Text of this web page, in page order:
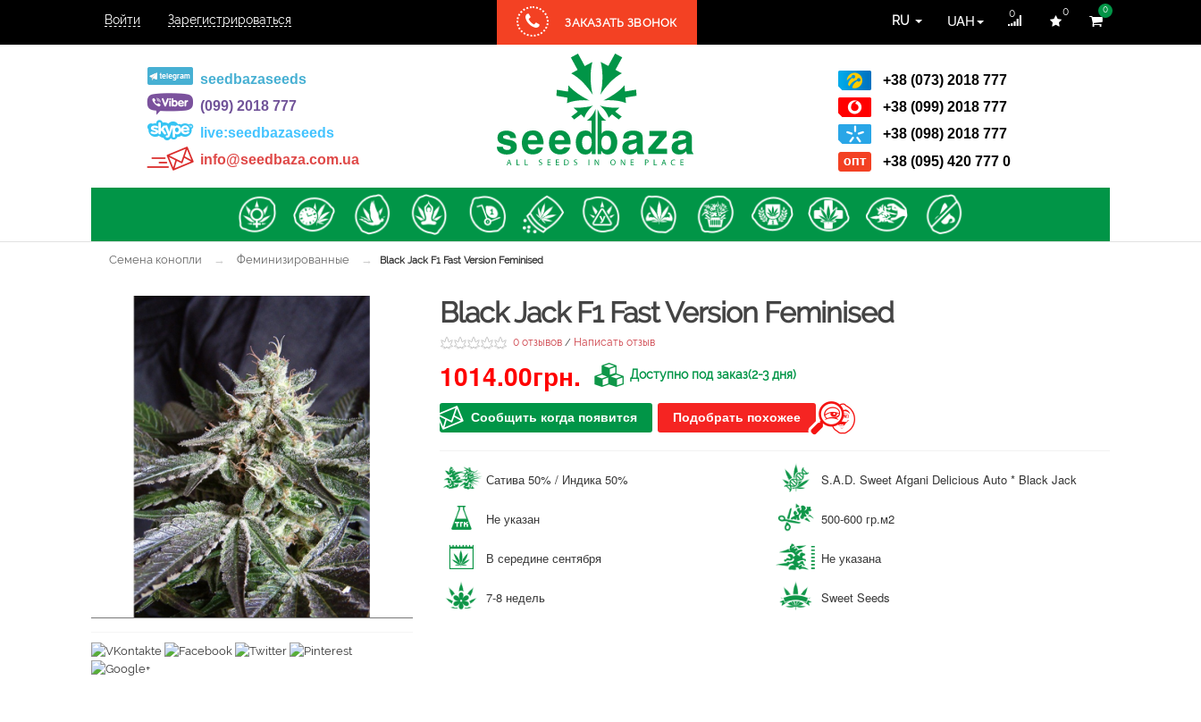
Войти Зарегистрироваться
0
RU UAH 0 0
ЗАКАЗАТЬ ЗВОНОК
seedbazaseeds
(099) 2018 777
live:seedbazaseeds
info@seedbaza.com.ua
+38 (073) 2018 777
+38 (099) 2018 777
+38 (098) 2018 777
+38 (095) 420 777 0
Семена конопли → Феминизированные → Black Jack F1 Fast Version Feminised
Black Jack F1 Fast Version Feminised
0 отзывов / Написать отзыв
1014.00грн. Доступно под заказ(2-3 дня)
Сообщить когда появится Подобрать похожее
Сатива 50% / Индика 50% S.A.D. Sweet Afgani Delicious Auto * Black Jack
Не указан 500-600 гр.м2
В середине сентября Не указана
7-8 недель Sweet Seeds